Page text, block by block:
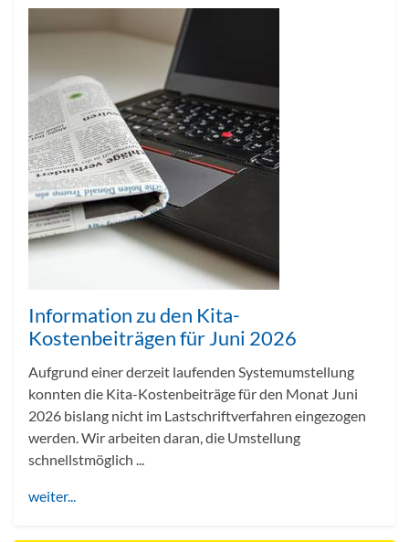
Information zu den Kita-
Kostenbeiträgen für Juni 2026
Aufgrund einer derzeit laufenden Systemumstellung
konnten die Kita-Kostenbeiträge für den Monat Juni
2026 bislang nicht im Lastschriftverfahren eingezogen
werden. Wir arbeiten daran, die Umstellung
schnellstmöglich ...
weiter...